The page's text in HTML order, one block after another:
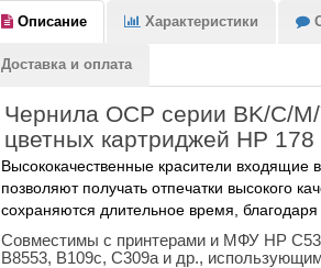
Описание Характеристики
Доставка и оплата
Чернила OCP серии BK/C/
цветных картриджей HP 178
Высококачественные красители входящие
позволяют получать отпечатки высокого
сохраняются длительное время,
Совместимы с принтерами и МФУ HP
B8553, B109c, C309a и др.,